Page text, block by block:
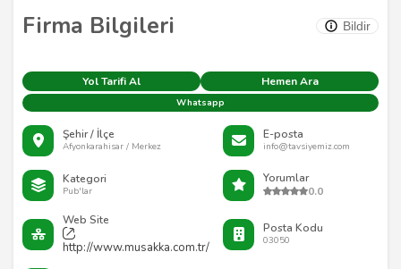
Firma Bilgileri Bildir
Yol Tarifi Al Hemen Ara
Whatsapp
Şehir / İlçe
Afyonkarahisar / Merkez
E-posta
info@tavsiyemiz.com
Kategori
Pub'lar
Yorumlar
0.0
Web Site
http://www.musakka.com.tr/
Posta Kodu
03050